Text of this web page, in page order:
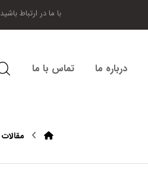
با ما در ارتباط باشید
درباره ما تماس با ما
مقالات